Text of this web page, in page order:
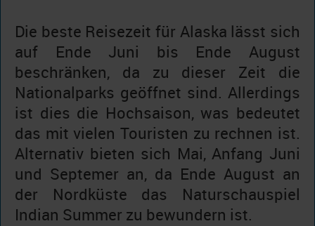
Die beste Reisezeit für Alaska lässt sich
auf Ende Juni bis Ende August
beschränken, da zu dieser Zeit die
Nationalparks geöffnet sind. Allerdings
ist dies die Hochsaison, was bedeutet
das mit vielen Touristen zu rechnen ist.
Alternativ bieten sich Mai, Anfang Juni
und Septemer an, da Ende August an
der Nordküste das Naturschauspiel
Indian Summer zu bewundern ist.